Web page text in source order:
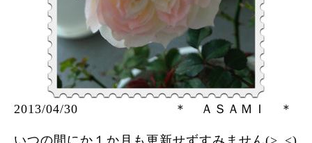
2013/04/30 ＊ ＡＳＡＭＩ ＊